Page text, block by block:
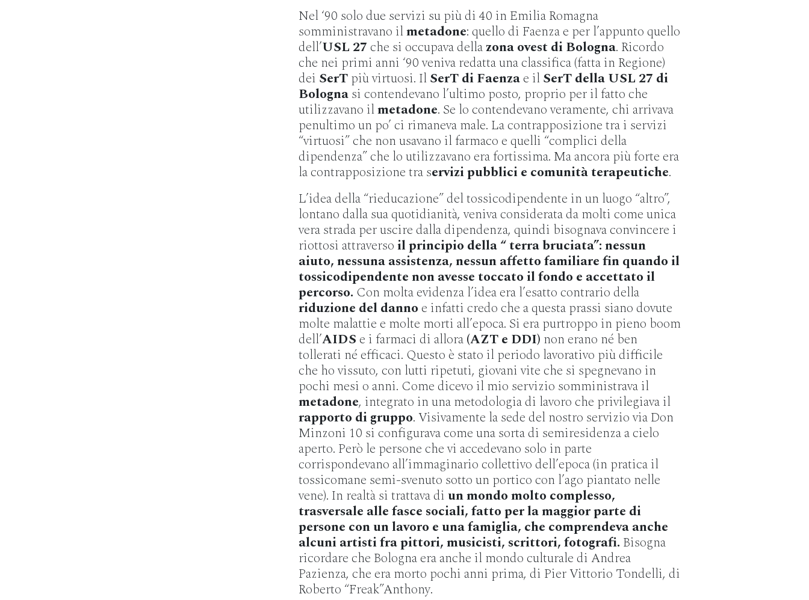
Nel ‘90 solo due servizi su più di 40 in Emilia Romagna
somministravano ilmetadone: quello di Faenza e per l’appunto quello
dell’USL 27 che si occupava dellazona ovest di Bologna. Ricordo
che nei primi anni ‘90 veniva redatta una classifica (fatta in Regione)
dei SerTpiù virtuosi. IlSerTdi Faenzae ilSerTdella USL 27 di
Bolognasi contendevano l’ultimo posto, proprio per il fatto che
utilizzavano ilmetadone. Se lo contendevano veramente, chi arrivava
penultimo un po’ ci rimaneva male. La contrapposizione tra i servizi
“virtuosi” che non usavano il farmaco e quelli “complici della
dipendenza” che lo utilizzavano era fortissima. Ma ancora più forte era
la contrapposizione tra servizi pubblici e comunità terapeutiche.
L’idea della “rieducazione” del tossicodipendente in un luogo “altro”,
lontano dalla sua quotidianità, veniva considerata da molti come unica
vera strada per uscire dalla dipendenza, quindi bisognava convincere i
riottosi attraversoil principio della “ terra bruciata”: nessun
aiuto, nessuna assistenza, nessun affetto familiare fin quando il
tossicodipendente non avesse toccato il fondo e accettato il
percorso. Con molta evidenza l’idea era l’esatto contrario della
riduzione del danno e infatti credo che a questa prassi siano dovute
molte malattie e molte morti all’epoca. Si era purtroppo in pieno boom
dell’AIDS e i farmaci di allora(AZT e DDI) non erano né ben
tollerati né efficaci. Questo è stato il periodo lavorativo più difficile
che ho vissuto, con lutti ripetuti, giovani vite che si spegnevano in
pochi mesi o anni. Come dicevo il mio servizio somministrava il
metadone, integrato in una metodologia di lavoro che privilegiava il
rapporto di gruppo. Visivamente la sede del nostro servizio via Don
Minzoni 10 si configurava come una sorta di semiresidenza a cielo
aperto. Però le persone che vi accedevano solo in parte
corrispondevano all’immaginario collettivo dell’epoca (in pratica il
tossicomane semi-svenuto sotto un portico con l’ago piantato nelle
vene). In realtà si trattava diun mondo molto complesso,
trasversale alle fasce sociali, fatto per la maggior parte di
persone con un lavoro e una famiglia, che comprendeva anche
alcuni artisti fra pittori, musicisti, scrittori, fotografi. Bisogna
ricordare che Bologna era anche il mondo culturale di Andrea
Pazienza, che era morto pochi anni prima, di Pier Vittorio Tondelli, di
Roberto “Freak”Anthony.